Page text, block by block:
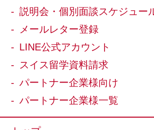
説明会・個別面談スケジュー
メールレター登録
LINE公式アカウント
スイス留学資料請求
パートナー企業様向け
パートナー企業様一覧